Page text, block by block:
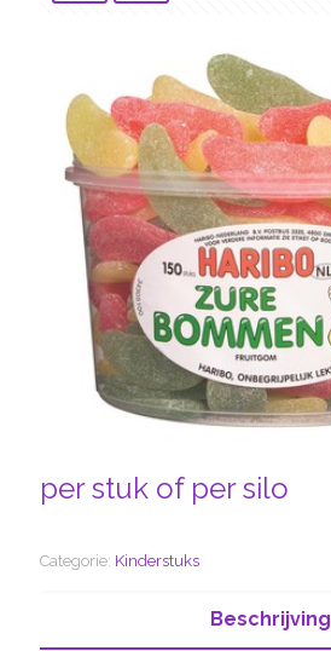
per stuk of per silo
Categorie: Kinderstuks
Beschrijving